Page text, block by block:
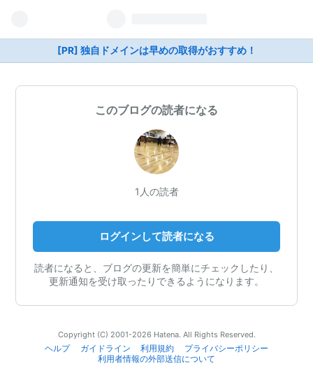
[PR] 独自ドメインは早めの取得がおすすめ！
このブログの読者になる
1人の読者
ログインして読者になる
読者になると、ブログの更新を簡単にチェックしたり、
更新通知を受け取ったりできるようになります。
Copyright (C) 2001-2026 Hatena. All Rights Reserved.
ヘルプ
ガイドライン 利用規約
プライバシーポリシー
利用者情報の外部送信について